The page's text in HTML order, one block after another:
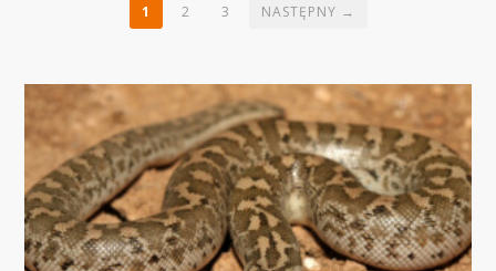
1 2 3 NASTĘPNY →